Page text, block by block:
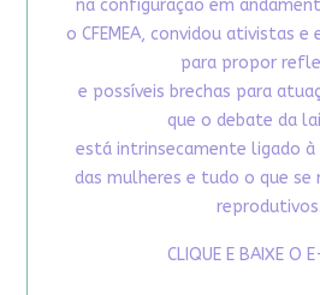
na configuração em
o CFEMEA, convidou ativistas
para propor
e possíveis brechas para
que o debate da
está intrinsecamente ligado
das mulheres e tudo o que
reprodutivos.
CLIQUE E BAIXE O